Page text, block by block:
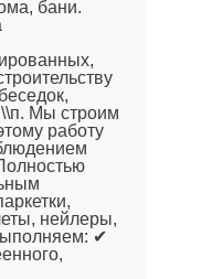
бани.
Мы строим
работу
нейлеры,
✔